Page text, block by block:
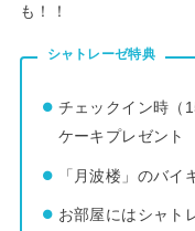
も！！
シャトレーゼ特典
チェックイン時（
ケーキプレゼント
「月波楼」のバ
お部屋にはシャト